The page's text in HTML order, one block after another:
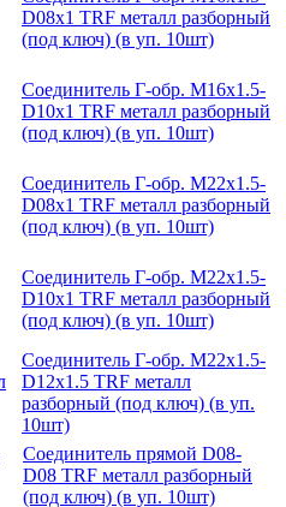
D08x1 TRF металл разборный
(под ключ) (в уп. 10шт)
Соединитель Г-обр. M16x1.5-
D10x1 TRF металл разборный
(под ключ) (в уп. 10шт)
Соединитель Г-обр. M22x1.5-
D08x1 TRF металл разборный
(под ключ) (в уп. 10шт)
Соединитель Г-обр. M22x1.5-
D10x1 TRF металл разборный
(под ключ) (в уп. 10шт)
Соединитель Г-обр. M22x1.5-
D12x1.5 TRF металл
разборный (под ключ) (в уп.
10шт)
Соединитель прямой D08-
D08 TRF металл разборный
(под ключ) (в уп. 10шт)